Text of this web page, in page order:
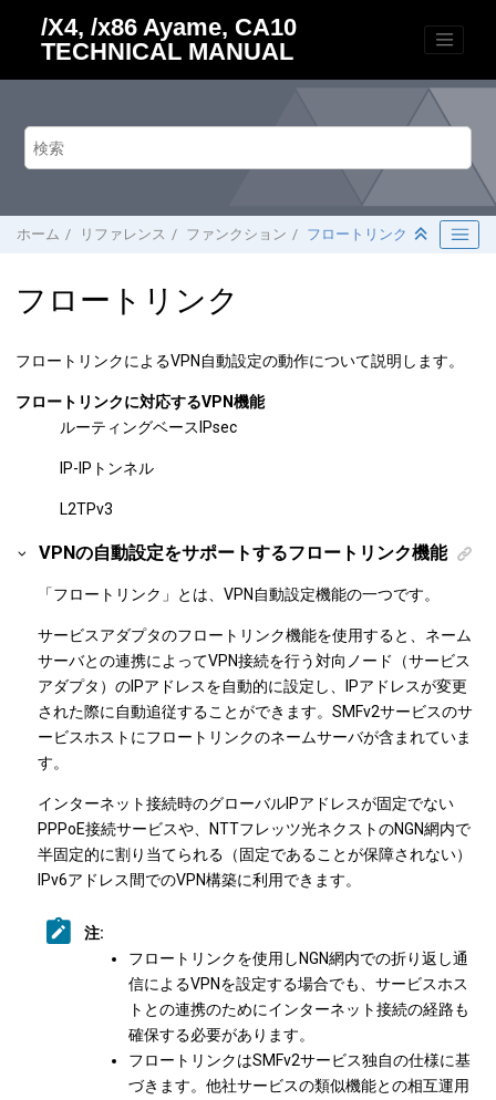
/X4, /x86 Ayame, CA10
TECHNICAL MANUAL
ホーム リファレンス ファンクション フロートリンク
フロートリンク
フロートリンクによるVPN自動設定の動作について説明します。
フロートリンクに対応するVPN機能
ルーティングベースIPsec
IP-IPトンネル
L2TPv3
VPNの自動設定をサポートするフロートリンク機能
「フロートリンク」とは、VPN自動設定機能の一つです。
サービスアダプタのフロートリンク機能を使用すると、ネーム
サーバとの連携によってVPN接続を行う対向ノード（サービス
アダプタ）のIPアドレスを自動的に設定し、IPアドレスが変更
された際に自動追従することができます。SMFv2サービスのサ
ービスホストにフロートリンクのネームサーバが含まれていま
す。
インターネット接続時のグローバルIPアドレスが固定でない
PPPoE接続サービスや、NTTフレッツ光ネクストのNGN網内で
半固定的に割り当てられる（固定であることが保障されない）
IPv6アドレス間でのVPN構築に利用できます。
注:
フロートリンクを使用しNGN網内での折り返し通
信によるVPNを設定する場合でも、サービスホス
トとの連携のためにインターネット接続の経路も
確保する必要があります。
フロートリンクはSMFv2サービス独自の仕様に基
づきます。他社サービスの類似機能との相互運用